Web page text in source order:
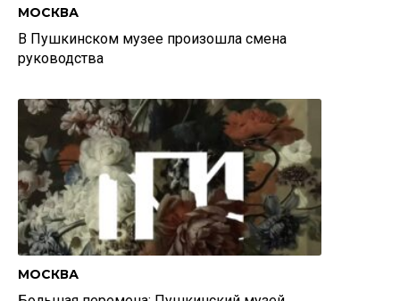
МОСКВА
В Пушкинском музее произошла смена
руководства
МОСКВА